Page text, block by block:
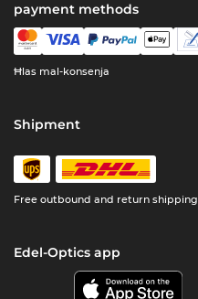
payment methods
Ħlas mal-konsenja
Shipment
Free outbound and return shipping
Edel-Optics app